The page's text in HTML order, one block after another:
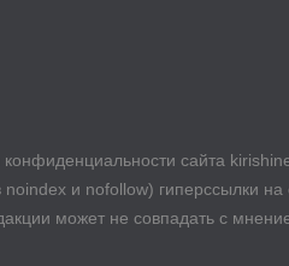
сайта
и nofollow) гиперссылки
может не совпадать с